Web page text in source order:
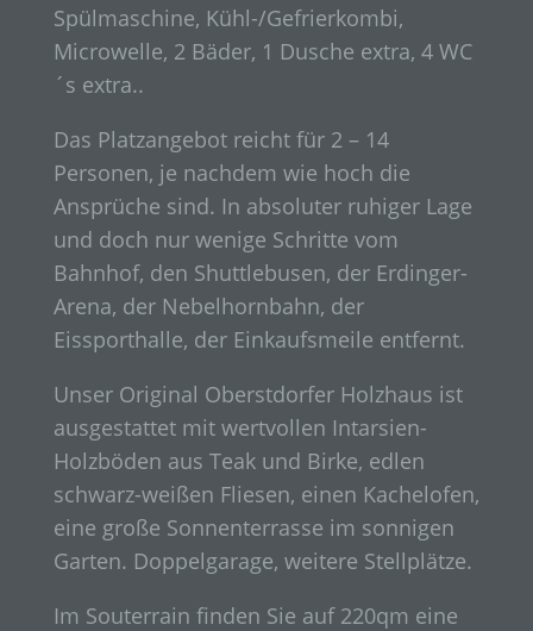
Spülmaschine, Kühl-/Gefrierkombi,
Microwelle, 2 Bäder, 1 Dusche extra, 4 WC
´s extra..
Das Platzangebot reicht für 2 – 14
Personen, je nachdem wie hoch die
Ansprüche sind. In absoluter ruhiger Lage
und doch nur wenige Schritte vom
Bahnhof, den Shuttlebusen, der Erdinger-
Arena, der Nebelhornbahn, der
Eissporthalle, der Einkaufsmeile entfernt.
Unser Original Oberstdorfer Holzhaus ist
ausgestattet mit wertvollen Intarsien-
Holzböden aus Teak und Birke, edlen
schwarz-weißen Fliesen, einen Kachelofen,
eine große Sonnenterrasse im sonnigen
Garten. Doppelgarage, weitere Stellplätze.
Im Souterrain finden Sie auf 220qm eine